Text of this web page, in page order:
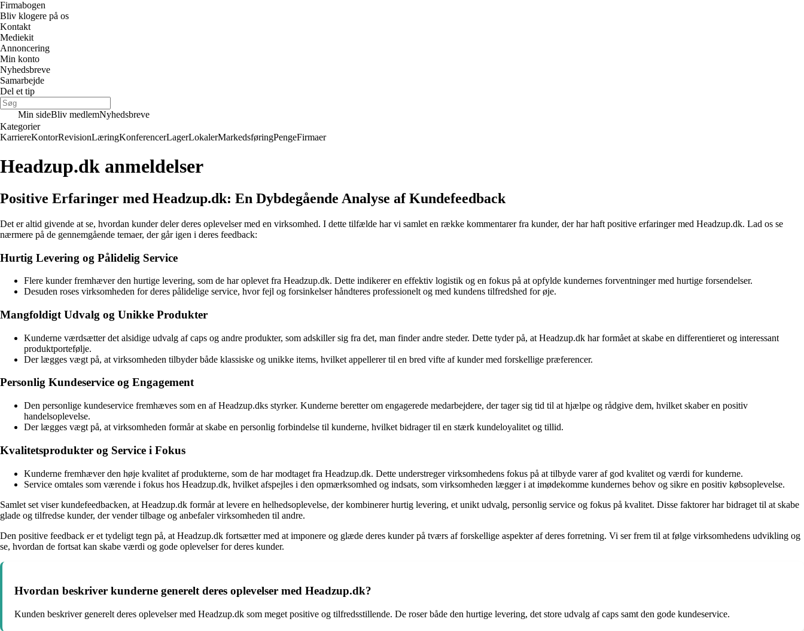
Firmabogen
Bliv klogere på os
Kontakt
Mediekit
Annoncering
Min konto
Nyhedsbreve
Samarbejde
Del et tip
Min sideBliv medlemNyhedsbreve
Kategorier
KarriereKontorRevisionLæringKonferencerLagerLokalerMarkedsføringPengeFirmaer
Headzup.dk anmeldelser
Positive Erfaringer med Headzup.dk: En Dybdegående Analyse af Kundefeedback
Det er altid givende at se, hvordan kunder deler deres oplevelser med en virksomhed. I dette tilfælde har vi samlet en række kommentarer fra kunder, der har haft positive erfaringer med Headzup.dk. Lad os se
nærmere på de gennemgående temaer, der går igen i deres feedback:
Hurtig Levering og Pålidelig Service
Flere kunder fremhæver den hurtige levering, som de har oplevet fra Headzup.dk. Dette indikerer en effektiv logistik og en fokus på at opfylde kundernes forventninger med hurtige forsendelser.
Desuden roses virksomheden for deres pålidelige service, hvor fejl og forsinkelser håndteres professionelt og med kundens tilfredshed for øje.
Mangfoldigt Udvalg og Unikke Produkter
Kunderne værdsætter det alsidige udvalg af caps og andre produkter, som adskiller sig fra det, man finder andre steder. Dette tyder på, at Headzup.dk har formået at skabe en differentieret og interessant
produktportefølje.
Der lægges vægt på, at virksomheden tilbyder både klassiske og unikke items, hvilket appellerer til en bred vifte af kunder med forskellige præferencer.
Personlig Kundeservice og Engagement
Den personlige kundeservice fremhæves som en af Headzup.dks styrker. Kunderne beretter om engagerede medarbejdere, der tager sig tid til at hjælpe og rådgive dem, hvilket skaber en positiv
handelsoplevelse.
Der lægges vægt på, at virksomheden formår at skabe en personlig forbindelse til kunderne, hvilket bidrager til en stærk kundeloyalitet og tillid.
Kvalitetsprodukter og Service i Fokus
Kunderne fremhæver den høje kvalitet af produkterne, som de har modtaget fra Headzup.dk. Dette understreger virksomhedens fokus på at tilbyde varer af god kvalitet og værdi for kunderne.
Service omtales som værende i fokus hos Headzup.dk, hvilket afspejles i den opmærksomhed og indsats, som virksomheden lægger i at imødekomme kundernes behov og sikre en positiv købsoplevelse.
Samlet set viser kundefeedbacken, at Headzup.dk formår at levere en helhedsoplevelse, der kombinerer hurtig levering, et unikt udvalg, personlig service og fokus på kvalitet. Disse faktorer har bidraget til at skabe
glade og tilfredse kunder, der vender tilbage og anbefaler virksomheden til andre.
Den positive feedback er et tydeligt tegn på, at Headzup.dk fortsætter med at imponere og glæde deres kunder på tværs af forskellige aspekter af deres forretning. Vi ser frem til at følge virksomhedens udvikling og
se, hvordan de fortsat kan skabe værdi og gode oplevelser for deres kunder.
Hvordan beskriver kunderne generelt deres oplevelser med Headzup.dk?
Kunden beskriver generelt deres oplevelser med Headzup.dk som meget positive og tilfredsstillende. De roser både den hurtige levering, det store udvalg af caps samt den gode kundeservice.